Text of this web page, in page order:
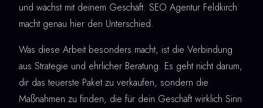
und wächst mit deinem Geschäft. SEO Agentur Feldkirch
macht genau hier den Unterschied.
Was diese Arbeit besonders macht, ist die Verbindung
aus Strategie und ehrlicher Beratung. Es geht nicht darum,
dir das teuerste Paket zu verkaufen, sondern die
Maßnahmen zu finden, die für dein Geschäft wirklich Sinn